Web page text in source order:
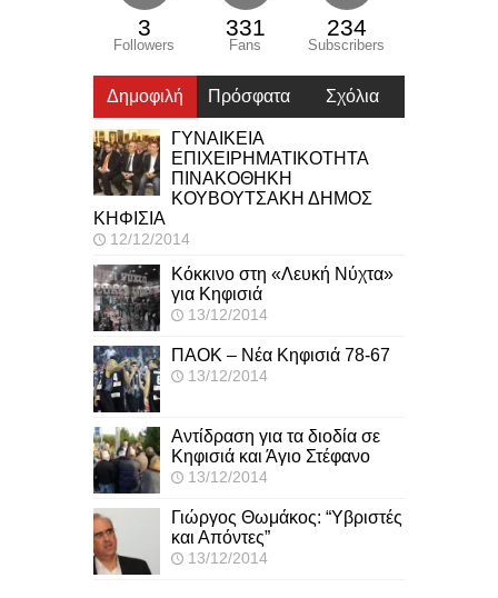
3
Followers
331
Fans
234
Subscribers
Δημοφιλή Πρόσφατα Σχόλια
ΓΥΝΑΙΚΕΙΑ
ΕΠΙΧΕΙΡΗΜΑΤΙΚΟΤΗΤΑ
ΠΙΝΑΚΟΘΗΚΗ
ΚΟΥΒΟΥΤΣΑΚΗ ΔΗΜΟΣ
ΚΗΦΙΣΙΑ
12/12/2014
Κόκκινο στη «Λευκή Νύχτα»
για Κηφισιά
13/12/2014
ΠΑΟΚ – Νέα Κηφισιά 78-67
13/12/2014
Αντίδραση για τα διοδία σε
Κηφισιά και Άγιο Στέφανο
13/12/2014
Γιώργος Θωμάκος: “Υβριστές
και Απόντες”
13/12/2014